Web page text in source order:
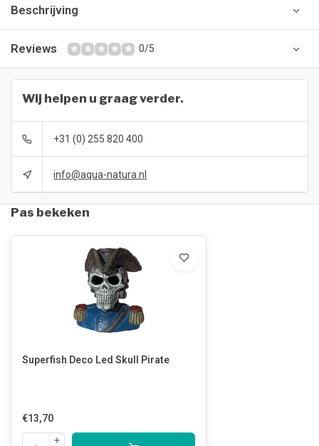
Beschrijving
Reviews 0/5
Wij helpen u graag verder.
+31 (0) 255 820 400
info@aqua-natura.nl
Pas bekeken
Superfish Deco Led Skull Pirate
€13,70